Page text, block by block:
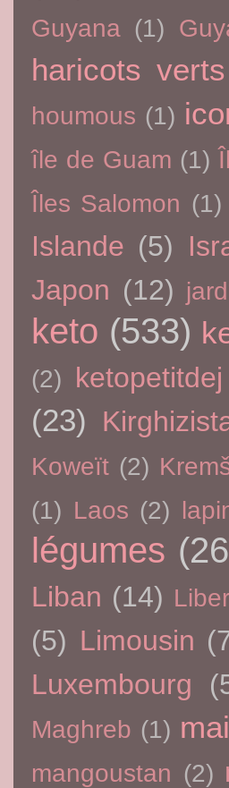
Guyana (1)
haricots verts
houmous (1)
île de Guam (1)
Îles Salomon (1)
Islande (5)
Japon (12)
keto (533)
(2) ketopetitdej
(23)
Koweït (2)
(1) Laos (2)
légumes
Liban (14)
(5) Limousin
Luxembourg
Maghreb (1)
mangoustan (2)